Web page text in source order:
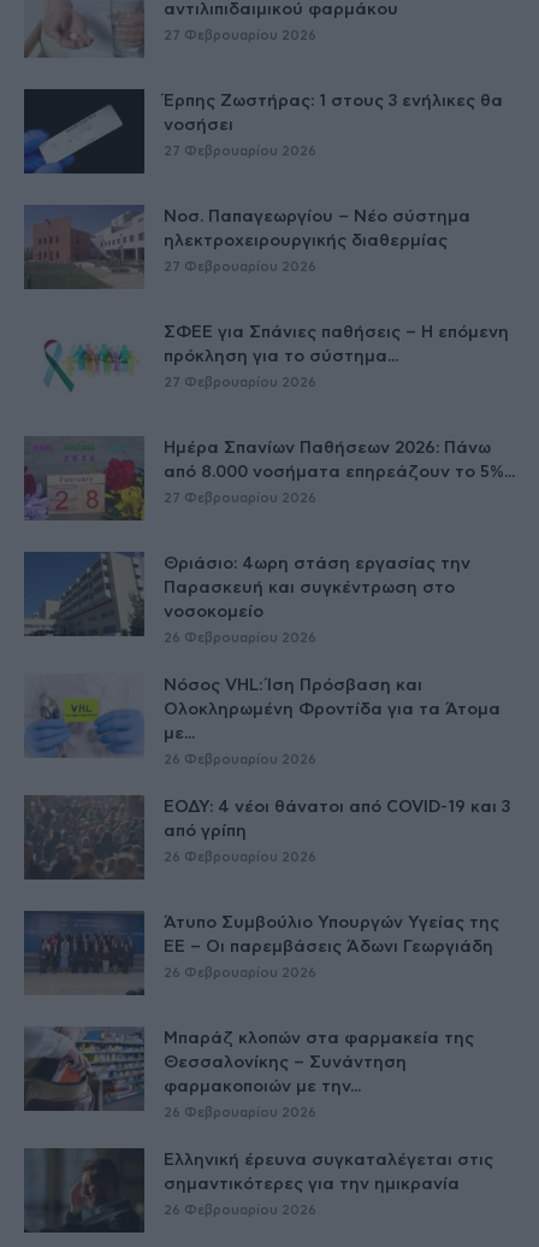
αντιλιπιδαιμικού φαρμάκου
27 Φεβρουαρίου 2026
Έρπης Ζωστήρας: 1 στους 3 ενήλικες θα
νοσήσει
27 Φεβρουαρίου 2026
Νοσ. Παπαγεωργίου – Νέο σύστημα
ηλεκτροχειρουργικής διαθερμίας
27 Φεβρουαρίου 2026
ΣΦΕΕ για Σπάνιες παθήσεις – Η επόμενη
πρόκληση για το σύστημα...
27 Φεβρουαρίου 2026
Ημέρα Σπανίων Παθήσεων 2026: Πάνω
από 8.000 νοσήματα επηρεάζουν το 5%...
27 Φεβρουαρίου 2026
Θριάσιο: 4ωρη στάση εργασίας την
Παρασκευή και συγκέντρωση στο
νοσοκομείο
26 Φεβρουαρίου 2026
Νόσος VHL: Ίση Πρόσβαση και
Ολοκληρωμένη Φροντίδα για τα Άτομα
με...
26 Φεβρουαρίου 2026
ΕΟΔΥ: 4 νέοι θάνατοι από COVID-19 και 3
από γρίπη
26 Φεβρουαρίου 2026
Άτυπο Συμβούλιο Υπουργών Υγείας της
ΕE – Οι παρεμβάσεις Άδωνι Γεωργιάδη
26 Φεβρουαρίου 2026
Μπαράζ κλοπών στα φαρμακεία της
Θεσσαλονίκης – Συνάντηση
φαρμακοποιών με την...
26 Φεβρουαρίου 2026
Ελληνική έρευνα συγκαταλέγεται στις
σημαντικότερες για την ημικρανία
26 Φεβρουαρίου 2026